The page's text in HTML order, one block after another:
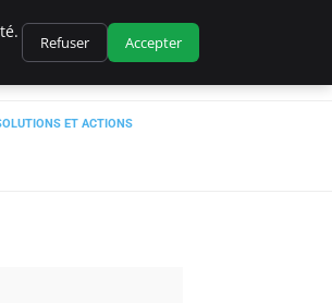
ET ACTIONS
Refuser Accepter